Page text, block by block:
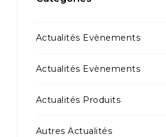
Actualités Evènements
Actualités Evènements
Actualités Produits
Autres Actualités